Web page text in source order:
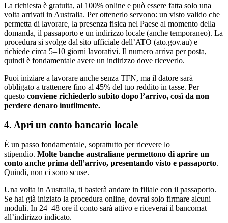
La richiesta è gratuita, al 100% online e può essere fatta solo una
volta arrivati in Australia. Per ottenerlo servono: un visto valido che
permetta di lavorare, la presenza fisica nel Paese al momento della
domanda, il passaporto e un indirizzo locale (anche temporaneo). La
procedura si svolge dal sito ufficiale dell’ATO (ato.gov.au) e
richiede circa 5–10 giorni lavorativi. Il numero arriva per posta,
quindi è fondamentale avere un indirizzo dove riceverlo.
Puoi iniziare a lavorare anche senza TFN, ma il datore sarà
obbligato a trattenere fino al 45% del tuo reddito in tasse. Per
questo conviene richiederlo subito dopo l’arrivo, così da non
perdere denaro inutilmente.
4. Apri un conto bancario locale
È un passo fondamentale, soprattutto per ricevere lo
stipendio. Molte banche australiane permettono di aprire un
conto anche prima dell’arrivo, presentando visto e passaporto.
Quindi, non ci sono scuse.
Una volta in Australia, ti basterà andare in filiale con il passaporto.
Se hai già iniziato la procedura online, dovrai solo firmare alcuni
moduli. In 24–48 ore il conto sarà attivo e riceverai il bancomat
all’indirizzo indicato.